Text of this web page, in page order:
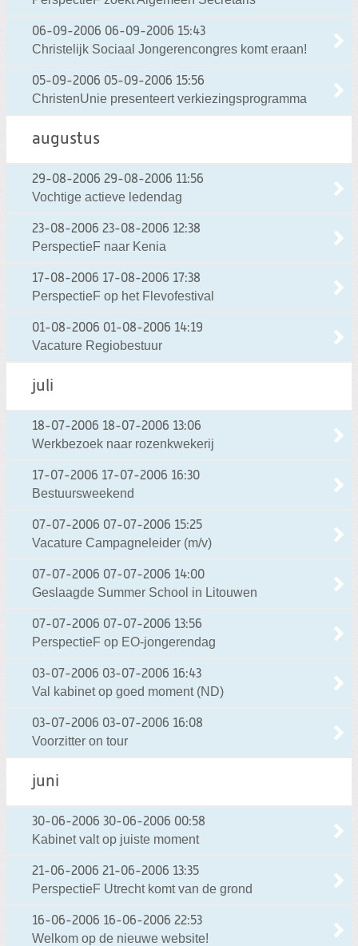
06-09-2006 06-09-2006 15:43
Christelijk Sociaal Jongerencongres komt eraan!
05-09-2006 05-09-2006 15:56
ChristenUnie presenteert verkiezingsprogramma
augustus
29-08-2006 29-08-2006 11:56
Vochtige actieve ledendag
23-08-2006 23-08-2006 12:38
PerspectieF naar Kenia
17-08-2006 17-08-2006 17:38
PerspectieF op het Flevofestival
01-08-2006 01-08-2006 14:19
Vacature Regiobestuur
juli
18-07-2006 18-07-2006 13:06
Werkbezoek naar rozenkwekerij
17-07-2006 17-07-2006 16:30
Bestuursweekend
07-07-2006 07-07-2006 15:25
Vacature Campagneleider (m/v)
07-07-2006 07-07-2006 14:00
Geslaagde Summer School in Litouwen
07-07-2006 07-07-2006 13:56
PerspectieF op EO-jongerendag
03-07-2006 03-07-2006 16:43
Val kabinet op goed moment (ND)
03-07-2006 03-07-2006 16:08
Voorzitter on tour
juni
30-06-2006 30-06-2006 00:58
Kabinet valt op juiste moment
21-06-2006 21-06-2006 13:35
PerspectieF Utrecht komt van de grond
16-06-2006 16-06-2006 22:53
Welkom op de nieuwe website!